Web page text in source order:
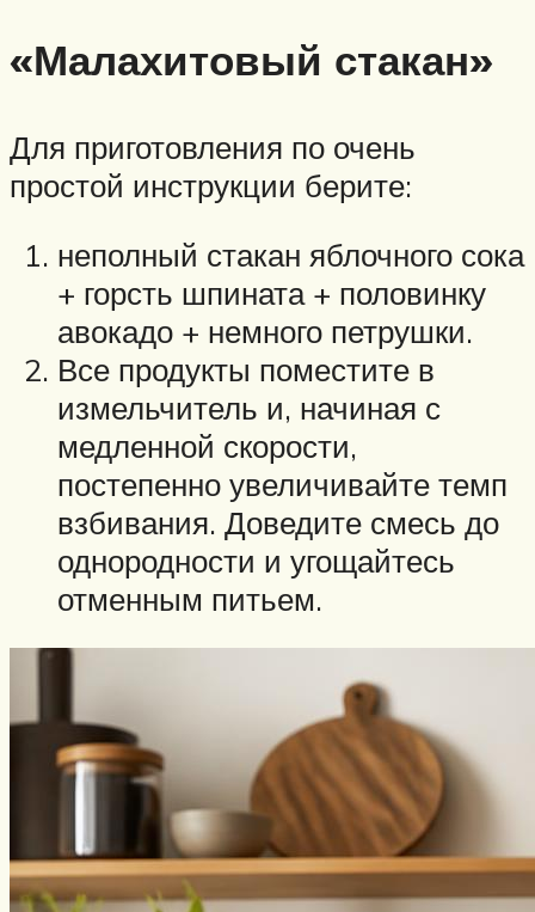
«Малахитовый стакан»
Для приготовления по очень
простой инструкции берите:
неполный стакан яблочного сока
+ горсть шпината + половинку
авокадо + немного петрушки.
Все продукты поместите в
измельчитель и, начиная с
медленной скорости,
постепенно увеличивайте темп
взбивания. Доведите смесь до
однородности и угощайтесь
отменным питьем.